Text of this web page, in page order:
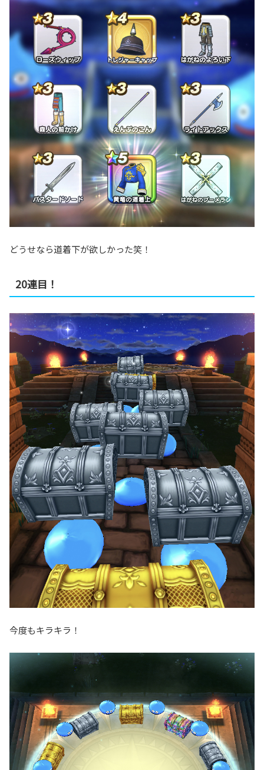
どうせなら道着下が欲しかった笑！
20連目！
今度もキラキラ！